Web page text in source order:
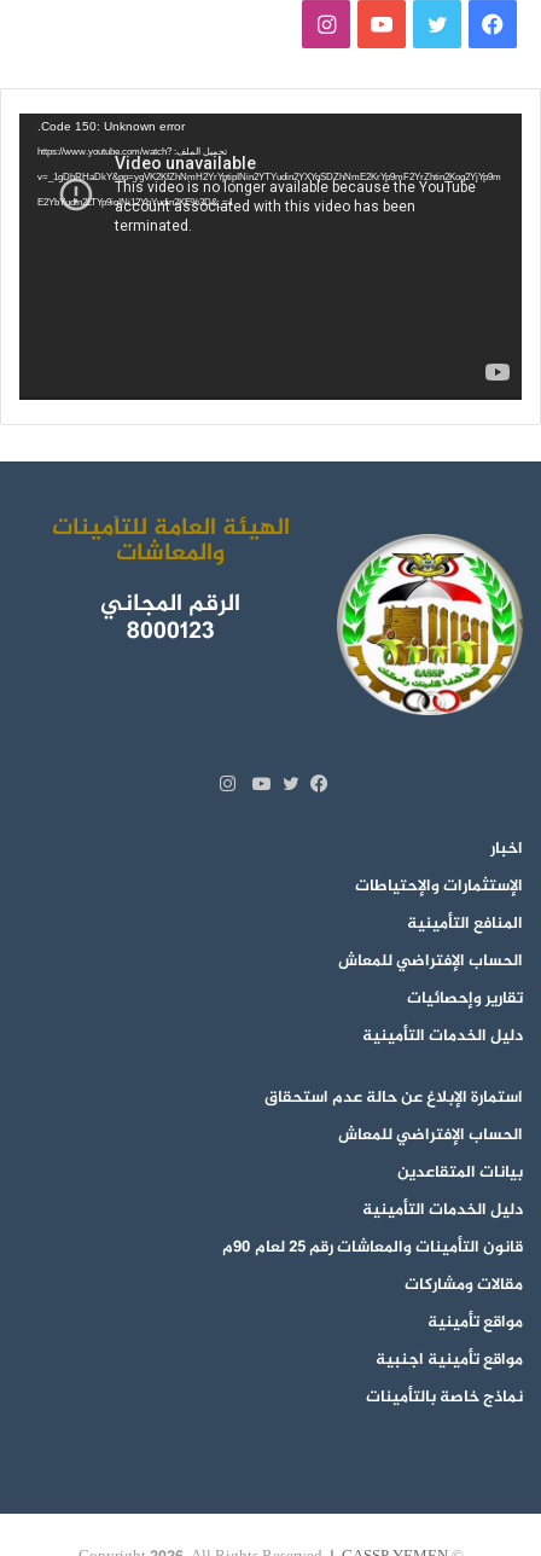
س
ب
ي
ت
ت
ي
و
س
ت
ق
Code 150: Unknown error.
تحميل الملف: https://www.youtube.com/watch?
v=_1gDhRHaDkY&pp=ygVK2KfZhNmH2YrYptipINin2YTYudin2YXYqSDZhNmE2KrYp9mF2YrZhtin2Kog2YjYp9m
E2YbYudin2LTYp9iqINi12YbYudin2KE%3D&_=1
الهيئة العامة للتأمينات
والمعاشات
الرقم المجاني
8000123
اخبار
الإستثمارات والإحتياطات
المنافع التأمينية
الحساب الإفتراضي للمعاش
تقارير وإحصائيات
دليل الخدمات التأمينية
استمارة الإبلاغ عن حالة عدم استحقاق
الحساب الإفتراضي للمعاش
بيانات المتقاعدين
دليل الخدمات التأمينية
قانون التأمينات والمعاشات رقم 25 لعام 90م
مقالات ومشاركات
مواقع تأمينية
مواقع تأمينية اجنبية
نماذج خاصة بالتأمينات